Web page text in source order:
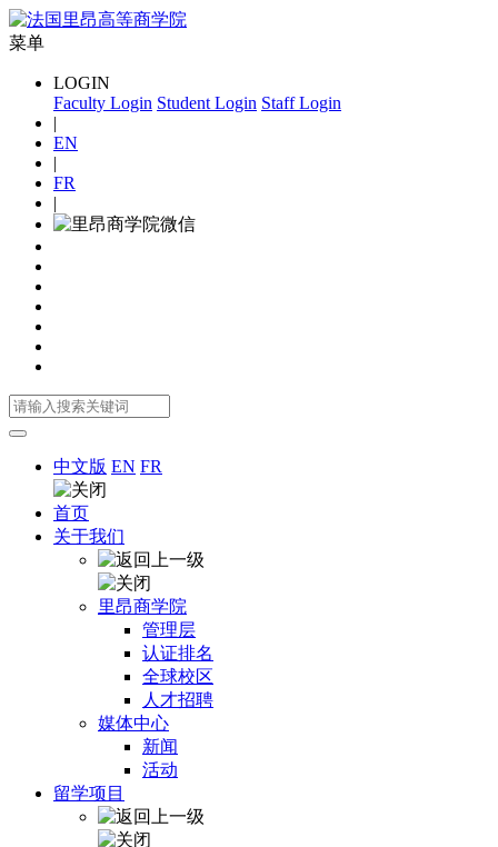
菜单
LOGIN
Faculty Login Student Login Staff Login
|
EN
|
FR
|
中文版 EN FR
首页
关于我们
里昂商学院
管理层
认证排名
全球校区
人才招聘
媒体中心
新闻
活动
留学项目